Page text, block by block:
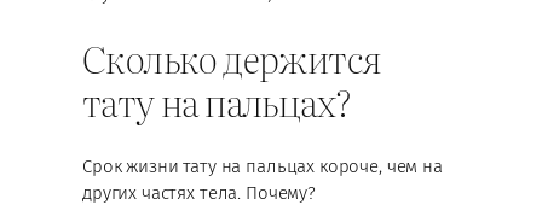
Сколько держится
тату на пальцах?
Срок жизни тату на пальцах короче, чем на
других частях тела. Почему?